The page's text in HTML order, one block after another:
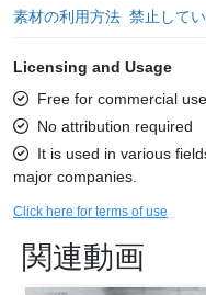
素材の利用方法 禁止して
Licensing and Usage
Free for commercial use
No attribution required
It is used in various
major companies.
Click here for terms of use
関連動画